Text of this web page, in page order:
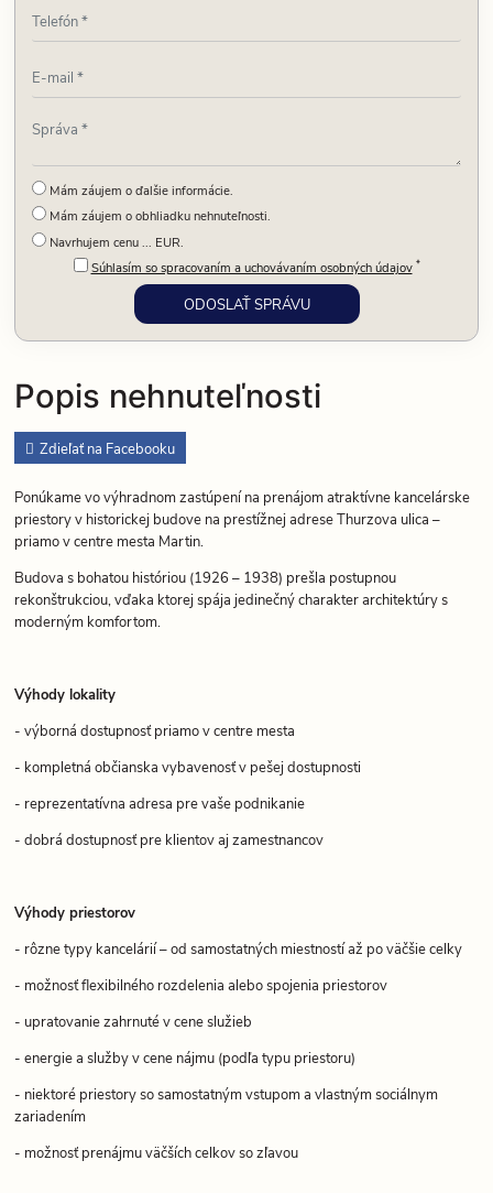
Popis nehnuteľnosti
Zdieľať na Facebooku
Ponúkame vo výhradnom zastúpení na prenájom atraktívne kancelárske
priestory v historickej budove na prestížnej adrese Thurzova ulica –
priamo v centre mesta Martin.
Budova s bohatou históriou (1926 – 1938) prešla postupnou
rekonštrukciou, vďaka ktorej spája jedinečný charakter architektúry s
moderným komfortom.
Výhody lokality
- výborná dostupnosť priamo v centre mesta
- kompletná občianska vybavenosť v pešej dostupnosti
- reprezentatívna adresa pre vaše podnikanie
- dobrá dostupnosť pre klientov aj zamestnancov
Výhody priestorov
- rôzne typy kancelárií – od samostatných miestností až po väčšie celky
- možnosť flexibilného rozdelenia alebo spojenia priestorov
- upratovanie zahrnuté v cene služieb
- energie a služby v cene nájmu (podľa typu priestoru)
- niektoré priestory so samostatným vstupom a vlastným sociálnym
zariadením
- možnosť prenájmu väčších celkov so zľavou
Mám záujem o ďalšie informácie.
Mám záujem o obhliadku nehnuteľnosti.
Navrhujem cenu ... EUR.
Súhlasím so spracovaním a uchovávaním osobných údajov *